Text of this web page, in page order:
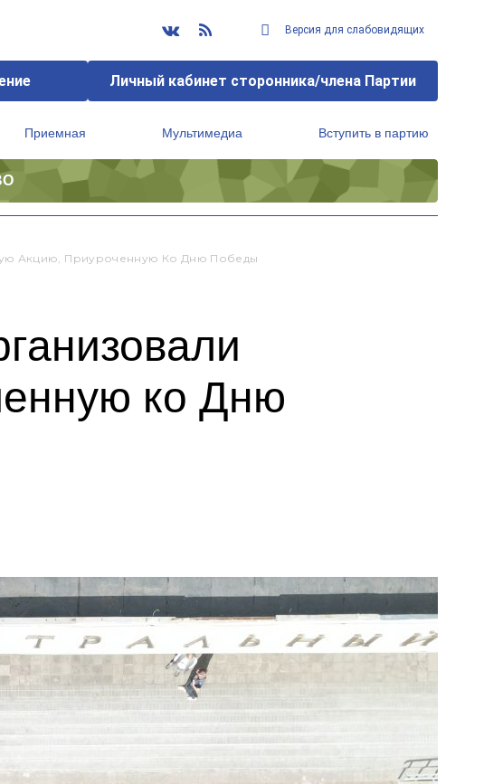
Версия для слабовидящих
Личный кабинет сторонника/члена Партии
Приемная Мультимедиа Вступить в партию
Акцию, Приуроченную Ко Дню Победы
ко Дню